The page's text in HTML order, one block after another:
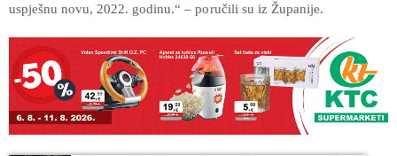
uspješnu novu, 2022. godinu.“ – poručili su iz Županije.